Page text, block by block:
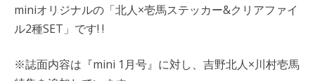
miniオリジナルの「北人×壱馬ステッカー&クリアファイ
ル2種SET」です! !
※誌面内容は『mini 1月号』に対し、吉野北人×川村壱馬